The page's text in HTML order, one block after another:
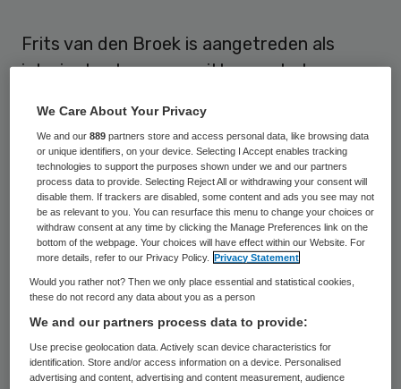
Frits van den Broek is aangetreden als
interim-bestuursvoorzitter van het
Spijkenisse. Hij volgt hier Lettie van
Atteveld op, die vorige week maandag
opstapte als voorzitter van de raad van
bestuur.
Richting
De positie van Van Atteveld was
onhoudbaar geworden na een conflict met
het hoofd personeelszaken. De
We Care About Your Privacy
We and our889 partners store and access personal data, like browsing data
or unique identifiers, on your device. Selecting I Accept enables tracking
technologies to support the purposes shown under we and our partners
process data to provide. Selecting Reject All or withdrawing your consent will
disable them. If trackers are disabled, some content and ads you see may not
be as relevant to you. You can resurface this menu to change your choices or
withdraw consent at any time by clicking the Manage Preferences link on the
bottom of the webpage. Your choices will have effect within our Website. For
more details, refer to our Privacy Policy.
Privacy Statement
Would you rather not? Then we only place essential and statistical cookies,
these do not record any data about you as a person
We and our partners process data to provide:
Use precise geolocation data. Actively scan device characteristics for
identification. Store and/or access information on a device. Personalised
advertising and content, advertising and content measurement, audience